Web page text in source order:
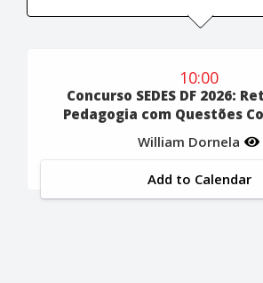
10:00
Concurso SEDES DF 2026:
Pedagogia com Questões
William Dornela
Add to Calendar